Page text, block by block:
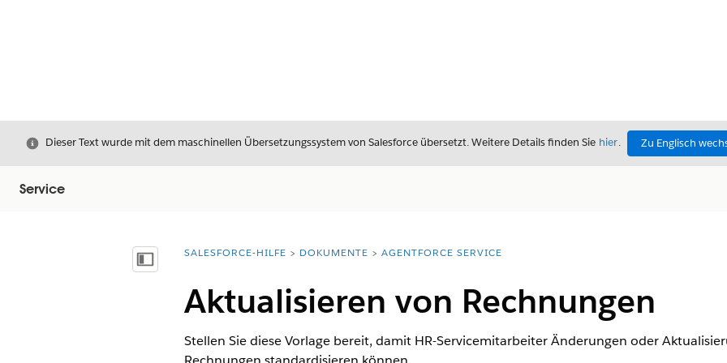
Schließen
Dieser Text wurde mit dem maschinellen Übersetzungssystem von Salesforce übersetzt. Weitere Details finden Sie hier. Zu Englisch
Service
Inhalt anzeigenSie befinden sich hier:
SALESFORCE-HILFE DOKUMENTE AGENTFORCE SERVICE
Aktualisieren von Rechnungen
Stellen Sie diese Vorlage bereit, damit HR-Servicemitarbeiter Änderungen oder